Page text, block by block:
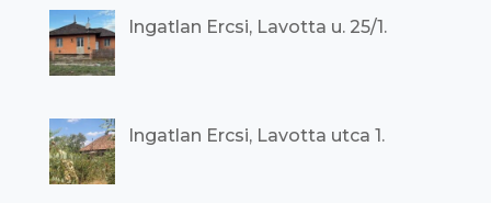
Ingatlan Ercsi, Lavotta u. 25/1.
Ingatlan Ercsi, Lavotta utca 1.